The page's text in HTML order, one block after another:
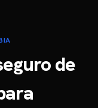
de